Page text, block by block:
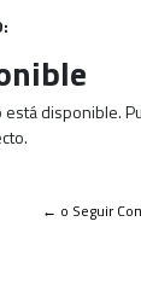
está disponible.
← o Seguir